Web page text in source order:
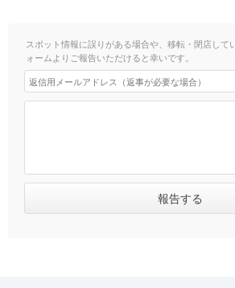
スポット情報に誤りがある場合や、移転・閉店して
ォームよりご報告いただけると幸いです。